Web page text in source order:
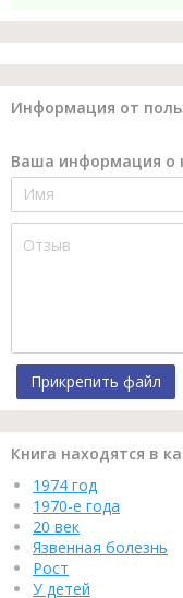
Информация от
Ваша информация о
Прикрепить файл
Книга находятся в
1974 год
1970-е года
20 век
Язвенная болезнь
Рост
У детей